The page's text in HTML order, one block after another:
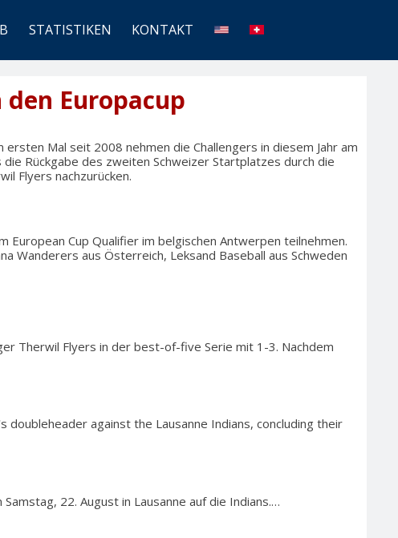
STATISTIKEN KONTAKT
Europacup
Mal seit 2008 nehmen die Challengers in diesem Jahr am
Rückgabe des zweiten Schweizer Startplatzes durch die
Flyers nachzurücken.
European Cup Qualifier im belgischen Antwerpen teilnehmen.
Wanderers aus Österreich, Leksand Baseball aus Schweden
Therwil Flyers in der best-of-five Serie mit 1-3. Nachdem
doubleheader against the Lausanne Indians, concluding their
22. August in Lausanne auf die Indians.…